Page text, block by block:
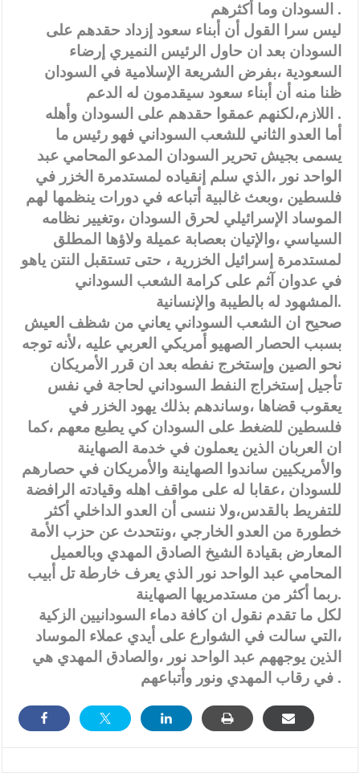
السودان وما أكثرهم .
ليس سرا القول أن أبناء سعود إزداد حقدهم على
السودان بعد ان حاول الرئيس النميري إرضاء
السعودية ،بفرض الشريعة الإسلامية في السودان
ظنا منه أن أبناء سعود سيقدمون له الدعم
اللازم،لكنهم عمقوا حقدهم على السودان وأهله .
أما العدو الثاني للشعب السوداني فهو رئيس ما
يسمى بجيش تحرير السودان المدعو المحامي عبد
الواحد نور ،الذي سلم إنقياده لمستدمرة الخزر في
فلسطين ،وبعث غالبية أتباعه في دورات ينظمها لهم
الموساد الإسرائيلي لحرق السودان ،وتغيير نظامه
السياسي ،والإتيان بعصابة عميلة ولاؤها المطلق
لمستدمرة إسرائيل الخزرية ، حتى تستقبل النتن ياهو
في عدوان آثم على كرامة الشعب السوداني
المشهود له بالطيبة والإنسانية.
صحيح ان الشعب السوداني يعاني من شظف العيش
بسبب الحصار الصهيو أمريكي العربي عليه ،لأنه توجه
نحو الصين وإستخرج نفطه بعد ان قرر الأمريكان
تأجيل إستخراج النفط السوداني لحاجة في نفس
يعقوب قضاها ،وساندهم بذلك يهود الخزر في
فلسطين للضغط على السودان كي يطبع معهم ،كما
ان العربان الذين يعملون في خدمة الصهاينة
والأمريكيين ساندوا الصهاينة والأمريكان في حصارهم
للسودان ،عقابا له على مواقف اهله وقيادته الرافضة
للتفريط بالقدس،ولا ننسى أن العدو الداخلي أكثر
خطورة من العدو الخارجي ،ونتحدث عن حزب الأمة
المعارض بقيادة الشيخ الصادق المهدي وبالعميل
المحامي عبد الواحد نور الذي يعرف خارطة تل أبيب
ربما أكثر من مستدمريها الصهاينة.
لكل ما تقدم نقول ان كافة دماء السودانيين الزكية
،التي سالت في الشوارع على أيدي عملاء الموساد
الذين يوجههم عبد الواحد نور ،والصادق المهدي هي
في رقاب المهدي ونور وأتباعهم .